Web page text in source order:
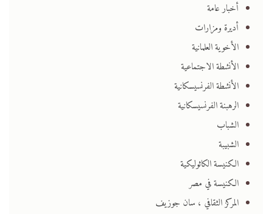
أخبار عامة
أديرة ومزارات
الأخوية العلمانية
الأنشطة الاجتماعية
الأنشطة الفرنسيسكانية
الرهبنة الفرنسيسكانية
الشباب
الشبيبة
الكنيسة الكاثوليكية
الكنيسة في مصر
المركز الثقافي ، سان جوزيف